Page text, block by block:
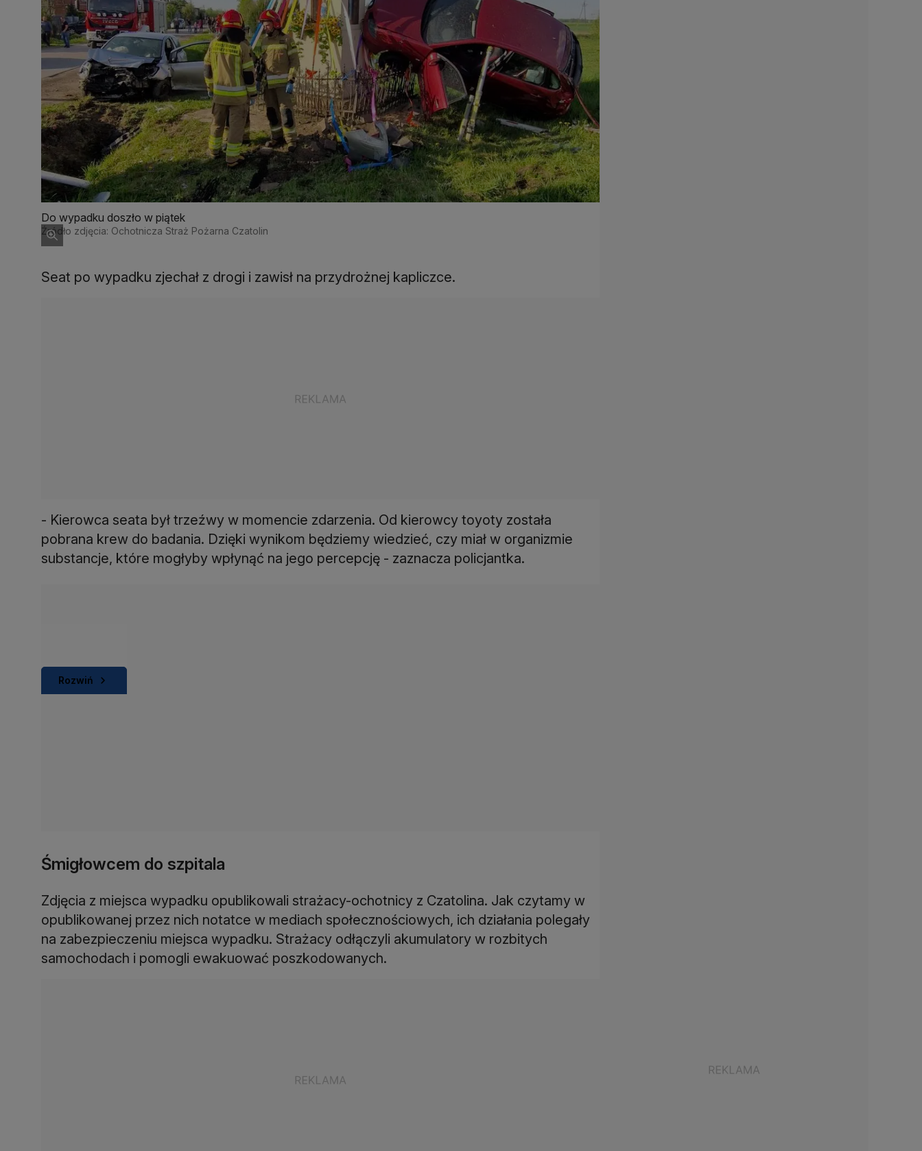
Do wypadku doszło w piątek
Źródło zdjęcia: Ochotnicza Straż Pożarna Czatolin
Seat po wypadku zjechał z drogi i zawisł na przydrożnej kapliczce.
- Kierowca seata był trzeźwy w momencie zdarzenia. Od kierowcy toyoty została
pobrana krew do badania. Dzięki wynikom będziemy wiedzieć, czy miał w organizmie
substancje, które mogłyby wpłynąć na jego percepcję - zaznacza policjantka.
Rozwiń
Śmigłowcem do szpitala
Zdjęcia z miejsca wypadku opublikowali strażacy-ochotnicy z Czatolina. Jak czytamy w
opublikowanej przez nich notatce w mediach społecznościowych, ich działania polegały
na zabezpieczeniu miejsca wypadku. Strażacy odłączyli akumulatory w rozbitych
samochodach i pomogli ewakuować poszkodowanych.